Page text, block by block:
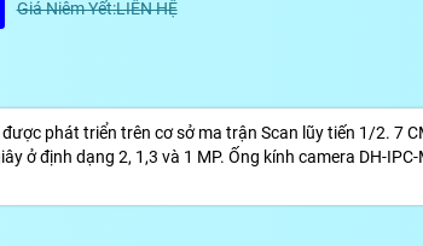
Giá Niêm Yết:LIÊN HỆ
phát triển trên cơ sở ma trận Scan lũy tiến 1/2. 7
ở định dạng 2, 1,3 và 1 MP. Ống kính camera DH-